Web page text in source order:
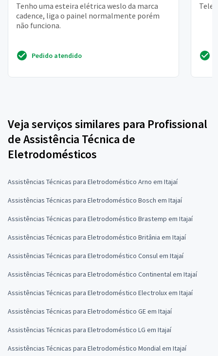
Tenho uma esteira elétrica weslo da marca
cadence, liga o painel normalmente porém
não funciona.
Pedido atendido
Veja serviços similares para Profissional
de Assistência Técnica de
Eletrodomésticos
Assistências Técnicas para Eletrodoméstico Arno em Itajaí
Assistências Técnicas para Eletrodoméstico Bosch em Itajaí
Assistências Técnicas para Eletrodoméstico Brastemp em Itajaí
Assistências Técnicas para Eletrodoméstico Britânia em Itajaí
Assistências Técnicas para Eletrodoméstico Consul em Itajaí
Assistências Técnicas para Eletrodoméstico Continental em Itajaí
Assistências Técnicas para Eletrodoméstico Electrolux em Itajaí
Assistências Técnicas para Eletrodoméstico GE em Itajaí
Assistências Técnicas para Eletrodoméstico LG em Itajaí
Assistências Técnicas para Eletrodoméstico Mondial em Itajaí